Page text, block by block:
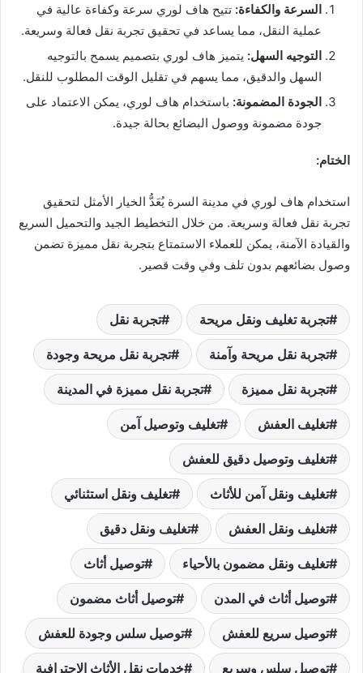
السرعة والكفاءة: تتيح هاف لوري سرعة وكفاءة عالية في
عملية النقل، مما يساعد في تحقيق تجربة نقل فعالة وسريعة.
التوجيه السهل: يتميز هاف لوري بتصميم يسمح بالتوجيه
السهل والدقيق، مما يسهم في تقليل الوقت المطلوب للنقل.
الجودة المضمونة: باستخدام هاف لوري، يمكن الاعتماد على
جودة مضمونة ووصول البضائع بحالة جيدة.
الختام:
استخدام هاف لوري في مدينة السرة يُعَدُّ الخيار الأمثل لتحقيق
تجربة نقل فعالة وسريعة. من خلال التخطيط الجيد والتحميل السريع
والقيادة الآمنة، يمكن للعملاء الاستمتاع بتجربة نقل مميزة تضمن
وصول بضائعهم بدون تلف وفي وقت قصير.
تجربة تغليف ونقل مريحة تجربة نقل
تجربة نقل مريحة وآمنة تجربة نقل مريحة وجودة
تجربة نقل مميزة تجربة نقل مميزة في المدينة
تغليف العفش تغليف وتوصيل آمن
تغليف وتوصيل دقيق للعفش
تغليف ونقل آمن للأثاث تغليف ونقل استثنائي
تغليف ونقل العفش تغليف ونقل دقيق
تغليف ونقل مضمون بالأحياء توصيل أثاث
توصيل أثاث في المدن توصيل أثاث مضمون
توصيل سريع للعفش توصيل سلس وجودة للعفش
توصيل سلس وسريع خدمات نقل الأثاث الاحترافية